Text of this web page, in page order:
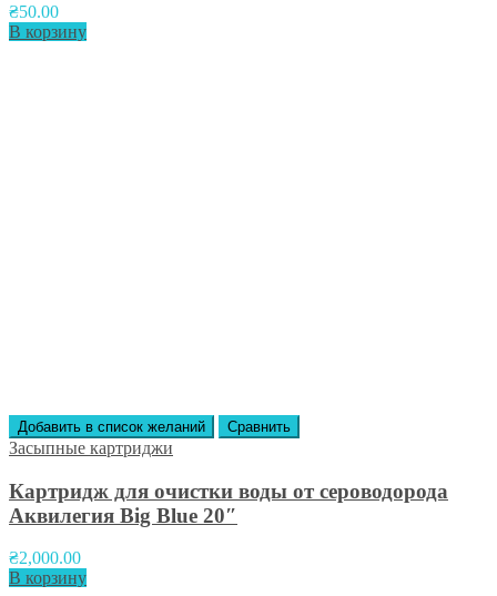
₴50.00
В корзину
Добавить в список желаний Сравнить
Засыпные картриджи
Картридж для очистки воды от сероводорода
Аквилегия Big Blue 20″
₴2,000.00
В корзину